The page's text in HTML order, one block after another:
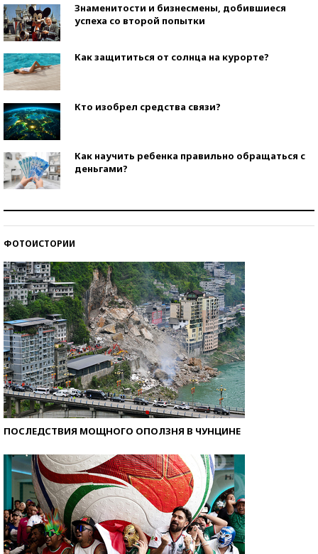
Знаменитости и бизнесмены, добившиеся
успеха со второй попытки
Как защититься от солнца на курорте?
Кто изобрел средства связи?
Как научить ребенка правильно обращаться с
деньгами?
ФОТОИСТОРИИ
ПОСЛЕДСТВИЯ МОЩНОГО ОПОЛЗНЯ В ЧУНЦИНЕ